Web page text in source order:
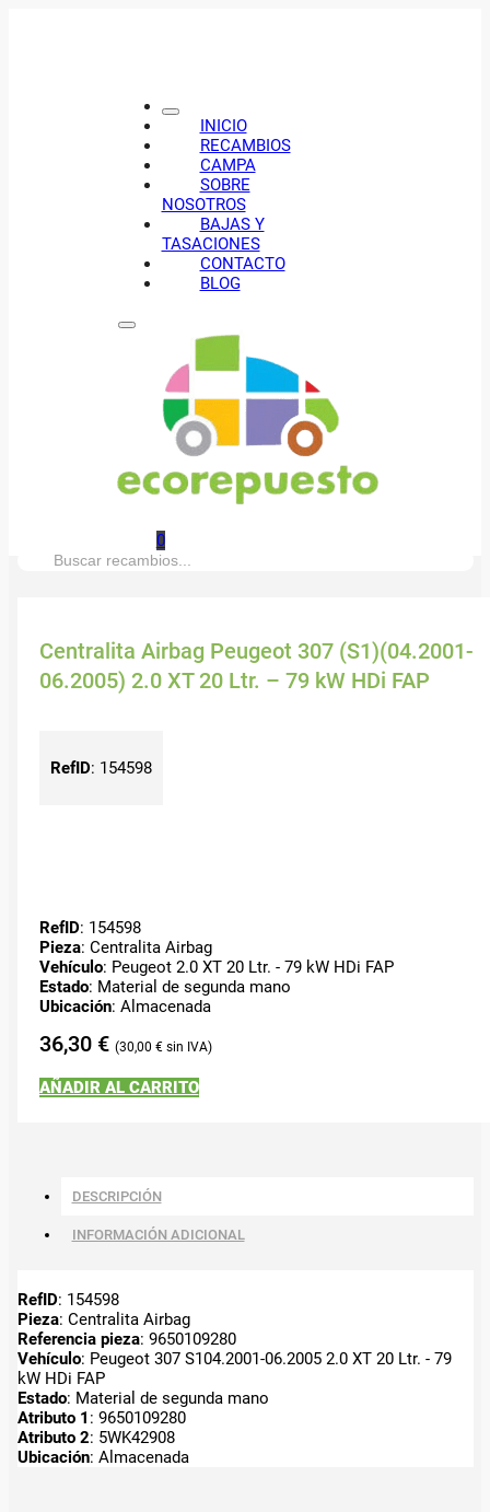
INICIO
RECAMBIOS
CAMPA
SOBRE
NOSOTROS
BAJAS Y
TASACIONES
CONTACTO
BLOG
0
Buscar:
Centralita Airbag Peugeot 307 (S1)(04.2001-
06.2005) 2.0 XT 20 Ltr. – 79 kW HDi FAP
RefID: 154598
RefID: 154598
Pieza: Centralita Airbag
Vehículo: Peugeot 2.0 XT 20 Ltr. - 79 kW HDi FAP
Estado: Material de segunda mano
Ubicación: Almacenada
36,30 € 30,00 €
AÑADIR AL CARRITO
DESCRIPCIÓN
INFORMACIÓN ADICIONAL
RefID: 154598
Pieza: Centralita Airbag
Referencia pieza: 9650109280
Vehículo: Peugeot 307 S104.2001-06.2005 2.0 XT 20 Ltr. - 79
kW HDi FAP
Estado: Material de segunda mano
Atributo 1 : 9650109280
Atributo 2: 5WK42908
Ubicación: Almacenada